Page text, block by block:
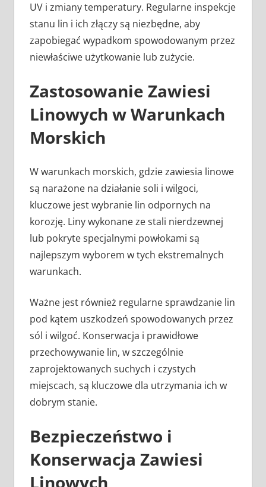
UV i zmiany temperatury. Regularne inspekcje
stanu lin i ich złączy są niezbędne, aby
zapobiegać wypadkom spowodowanym przez
niewłaściwe użytkowanie lub zużycie.
Zastosowanie Zawiesi
Linowych w Warunkach
Morskich
W warunkach morskich, gdzie zawiesia linowe
są narażone na działanie soli i wilgoci,
kluczowe jest wybranie lin odpornych na
korozję. Liny wykonane ze stali nierdzewnej
lub pokryte specjalnymi powłokami są
najlepszym wyborem w tych ekstremalnych
warunkach.
Ważne jest również regularne sprawdzanie lin
pod kątem uszkodzeń spowodowanych przez
sól i wilgoć. Konserwacja i prawidłowe
przechowywanie lin, w szczególnie
zaprojektowanych suchych i czystych
miejscach, są kluczowe dla utrzymania ich w
dobrym stanie.
Bezpieczeństwo i
Konserwacja Zawiesi
Linowych